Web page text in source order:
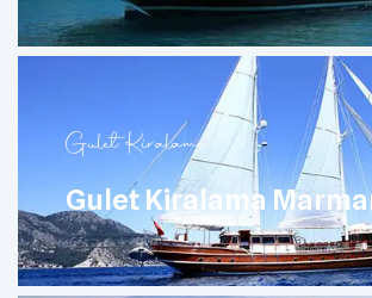
Gulet Kiralama
Gulet Kiralama